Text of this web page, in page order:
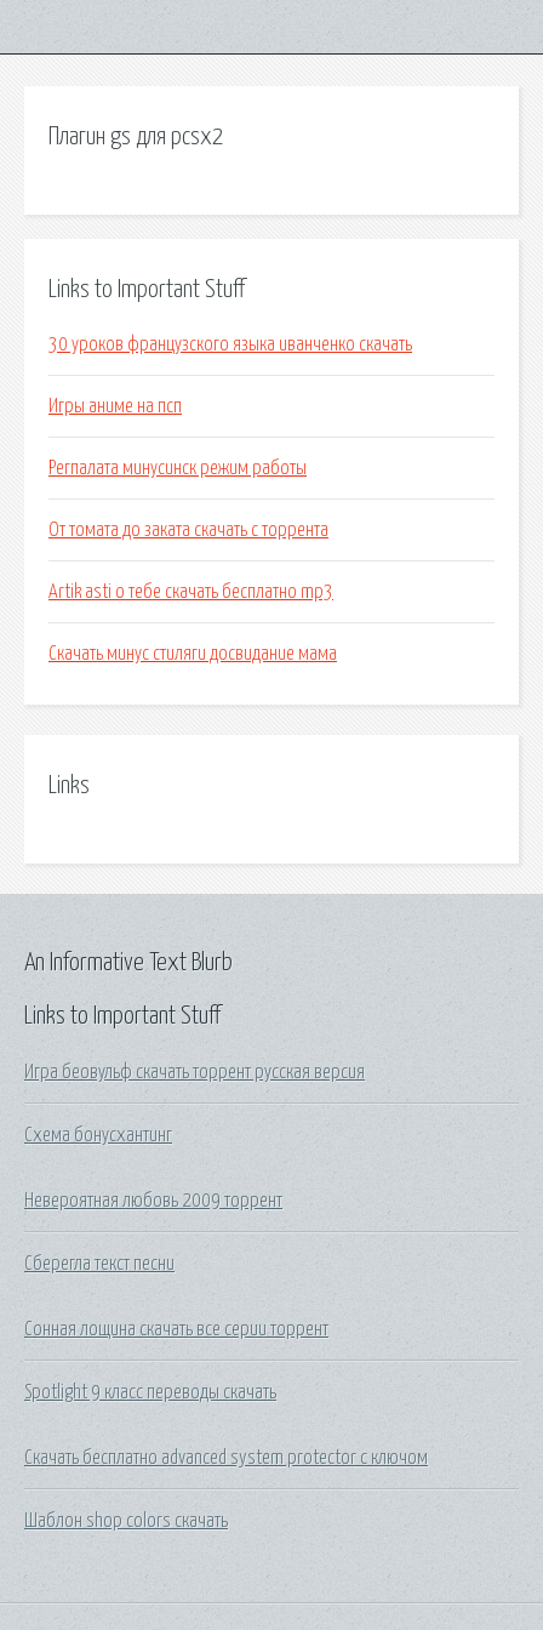
Плагин gs для pcsx2
Links to Important Stuff
30 уроков французского языка иванченко скачать
Игры аниме на псп
Регпалата минусинск режим работы
От томата до заката скачать с торрента
Artik asti о тебе скачать бесплатно mp3
Скачать минус стиляги досвидание мама
Links
Links to Important Stuff
Игра беовульф скачать торрент русская версия
Схема бонусхантинг
Невероятная любовь 2009 торрент
Сберегла текст песни
Сонная лощина скачать все серии торрент
Spotlight 9 класс переводы скачать
Скачать бесплатно advanced system protector с ключом
Шаблон shop colors скачать
An Informative Text Blurb